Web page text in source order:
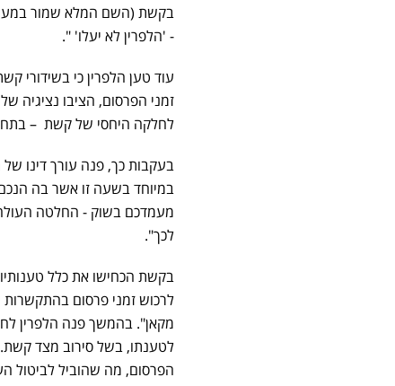
בקשת (השם המלא שמור
- 'הלפרין לא יעלו' ".
עוד טען הלפרין כי
זמני הפרסום, הציבו נציגיה
לחלקה היחסי של קשת – בתחום
בעקבות כך, פנה עורך דינו
במיוחד בשעה זו אשר בה
מעמדכם בשוק - החלטה
לכך".
בקשת הכחישו את כלל
לרכוש זמני פרסום
מקאן". בהמשך פנה הלפרין
לטענתו, בשל סירוב מצד קשת.
הפרסום, מה שהוביל לביטול